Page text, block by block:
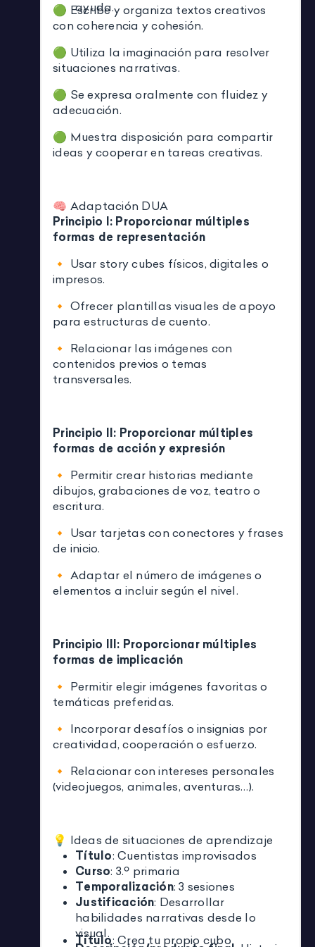
ayuda.
🟢 Escribe y organiza textos creativos
con coherencia y cohesión.
🟢 Utiliza la imaginación para resolver
situaciones narrativas.
🟢 Se expresa oralmente con fluidez y
adecuación.
🟢 Muestra disposición para compartir
ideas y cooperar en tareas creativas.
🧠 Adaptación DUA
Principio I: Proporcionar múltiples
formas de representación
🔸 Usar story cubes físicos, digitales o
impresos.
🔸 Ofrecer plantillas visuales de apoyo
para estructuras de cuento.
🔸 Relacionar las imágenes con
contenidos previos o temas
transversales.
Principio II: Proporcionar múltiples
formas de acción y expresión
🔸 Permitir crear historias mediante
dibujos, grabaciones de voz, teatro o
escritura.
🔸 Usar tarjetas con conectores y frases
de inicio.
🔸 Adaptar el número de imágenes o
elementos a incluir según el nivel.
Principio III: Proporcionar múltiples
formas de implicación
🔸 Permitir elegir imágenes favoritas o
temáticas preferidas.
🔸 Incorporar desafíos o insignias por
creatividad, cooperación o esfuerzo.
🔸 Relacionar con intereses personales
(videojuegos, animales, aventuras…).
💡 Ideas de situaciones de aprendizaje
Título: Cuentistas improvisados
Curso: 3.º primaria
Temporalización: 3 sesiones
Justificación: Desarrollar
habilidades narrativas desde lo
visual.
Título: Crea tu propio cubo